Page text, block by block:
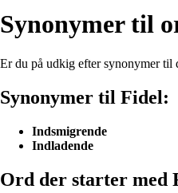
Synonymer til
Er du på udkig efter synonymer til
Synonymer til Fidel:
Indsmigrende
Indladende
Ord der starter med